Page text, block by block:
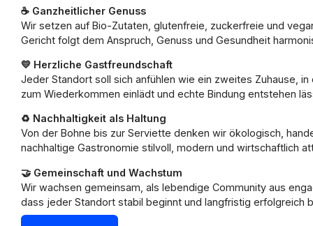
☕ Ganzheitlicher Genuss
Wir setzen auf Bio-Zutaten, glutenfreie, zuckerfreie und
Gericht folgt dem Anspruch, Genuss und Gesundheit
💛 Herzliche Gastfreundschaft
Jeder Standort soll sich anfühlen wie ein zweites Zuhause,
zum Wiederkommen einlädt und echte Bindung entstehen
♻️ Nachhaltigkeit als Haltung
Von der Bohne bis zur Serviette denken wir ökologisch,
nachhaltige Gastronomie stilvoll, modern und wirtschaftlich
🤝 Gemeinschaft und Wachstum
Wir wachsen gemeinsam, als lebendige Community aus
dass jeder Standort stabil beginnt und langfristig erfolgreich